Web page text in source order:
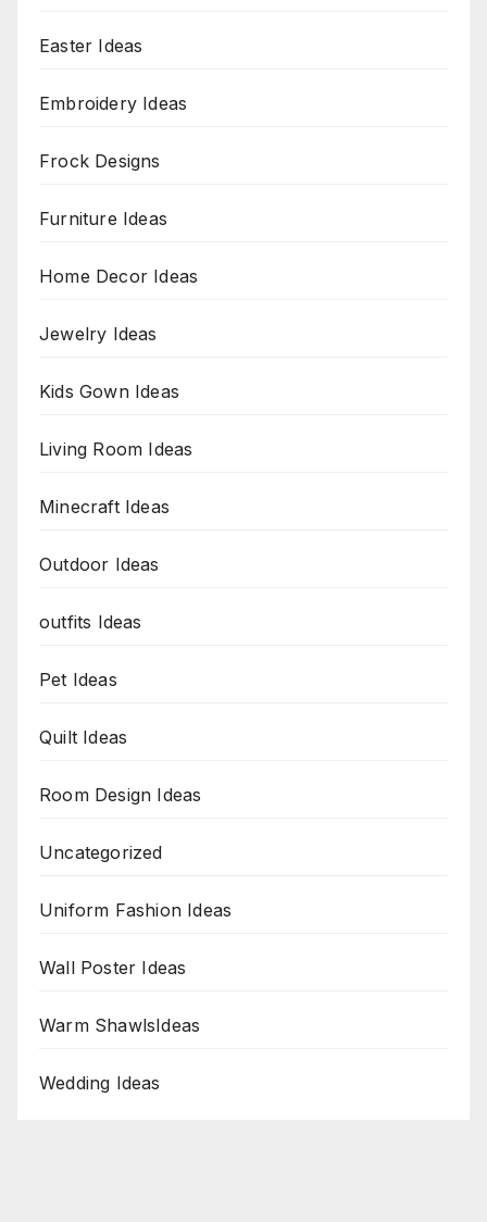
Easter Ideas
Embroidery Ideas
Frock Designs
Furniture Ideas
Home Decor Ideas
Jewelry Ideas
Kids Gown Ideas
Living Room Ideas
Minecraft Ideas
Outdoor Ideas
outfits Ideas
Pet Ideas
Quilt Ideas
Room Design Ideas
Uncategorized
Uniform Fashion Ideas
Wall Poster Ideas
Warm ShawlsIdeas
Wedding Ideas